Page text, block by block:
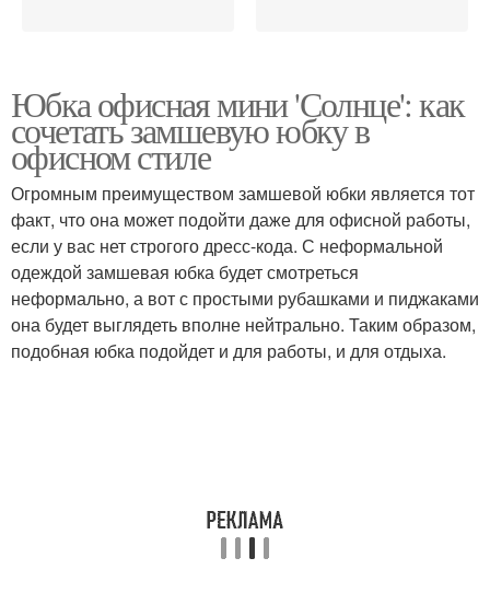
Юбка офисная мини 'Солнце': как
сочетать замшевую юбку в
офисном стиле
Огромным преимуществом замшевой юбки является тот
факт, что она может подойти даже для офисной работы,
если у вас нет строгого дресс-кода. С неформальной
одеждой замшевая юбка будет смотреться
неформально, а вот с простыми рубашками и пиджаками
она будет выглядеть вполне нейтрально. Таким образом,
подобная юбка подойдет и для работы, и для отдыха.